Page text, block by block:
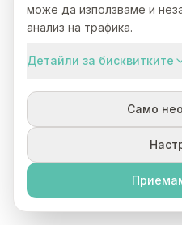
може да използваме и
анализ на трафика.
Детайли за бисквитките
Само